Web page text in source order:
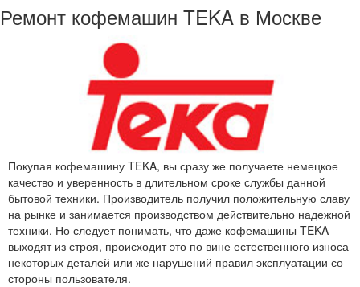
Ремонт кофемашин TEKA в Москве
Покупая кофемашину TEKA, вы сразу же получаете немецкое
качество и уверенность в длительном сроке службы данной
бытовой техники. Производитель получил положительную славу
на рынке и занимается производством действительно надежной
техники. Но следует понимать, что даже кофемашины TEKA
выходят из строя, происходит это по вине естественного износа
некоторых деталей или же нарушений правил эксплуатации со
стороны пользователя.